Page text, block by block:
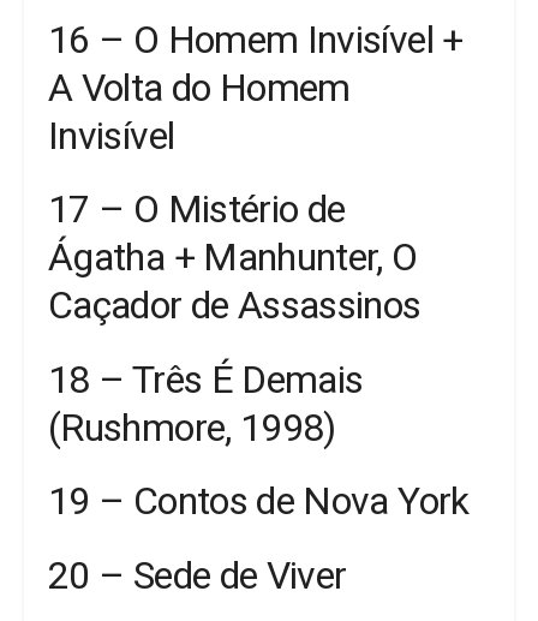
16 – O Homem Invisível +
A Volta do Homem
Invisível
17 – O Mistério de
Ágatha + Manhunter, O
Caçador de Assassinos
18 – Três É Demais
(Rushmore, 1998)
19 – Contos de Nova York
20 – Sede de Viver